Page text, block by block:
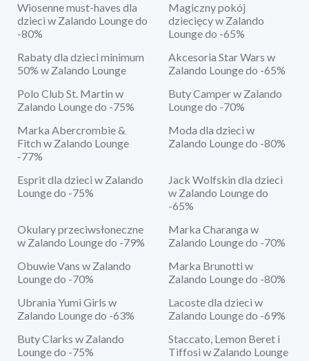
Wiosenne must-haves dla
dzieci w Zalando Lounge do
-80%
Magiczny pokój
dziecięcy w Zalando
Lounge do -65%
Rabaty dla dzieci minimum
50% w Zalando Lounge
Akcesoria Star Wars w
Zalando Lounge do -65%
Polo Club St. Martin w
Zalando Lounge do -75%
Buty Camper w Zalando
Lounge do -70%
Marka Abercrombie &
Fitch w Zalando Lounge
-77%
Moda dla dzieci w
Zalando Lounge do -80%
Esprit dla dzieci w Zalando
Lounge do -75%
Jack Wolfskin dla dzieci
w Zalando Lounge do
-65%
Okulary przeciwsłoneczne
w Zalando Lounge do -79%
Marka Charanga w
Zalando Lounge do -70%
Obuwie Vans w Zalando
Lounge do -70%
Marka Brunotti w
Zalando Lounge do -80%
Ubrania Yumi Girls w
Zalando Lounge do -63%
Lacoste dla dzieci w
Zalando Lounge do -69%
Buty Clarks w Zalando
Lounge do -75%
Staccato, Lemon Beret i
Tiffosi w Zalando Lounge